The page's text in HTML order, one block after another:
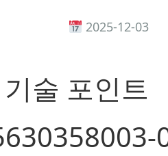
2025-12-03
술 포인트